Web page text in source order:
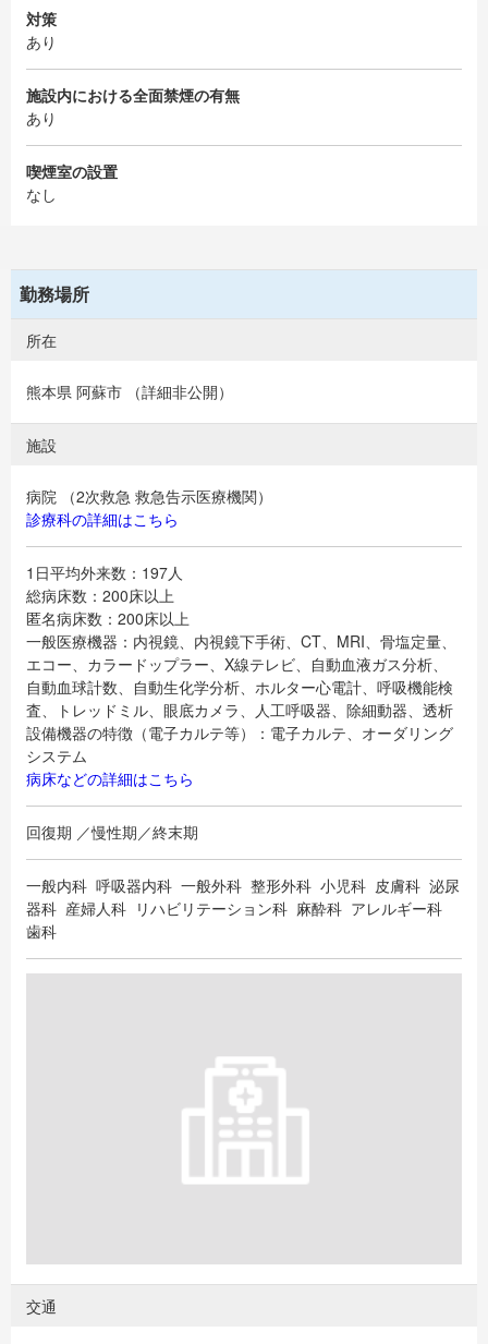
対策
あり
施設内における全面禁煙の有無
あり
喫煙室の設置
なし
勤務場所
所在
熊本県 阿蘇市 （詳細非公開）
施設
病院 （2次救急 救急告示医療機関）
診療科の詳細はこちら
1日平均外来数：197人
総病床数：200床以上
匿名病床数：200床以上
一般医療機器：内視鏡、内視鏡下手術、CT、MRI、骨塩定量、
エコー、カラードップラー、X線テレビ、自動血液ガス分析、
自動血球計数、自動生化学分析、ホルター心電計、呼吸機能検
査、トレッドミル、眼底カメラ、人工呼吸器、除細動器、透析
設備機器の特徴（電子カルテ等）：電子カルテ、オーダリング
システム
病床などの詳細はこちら
回復期 ／慢性期／終末期
一般内科 呼吸器内科 一般外科 整形外科 小児科 皮膚科 泌尿
器科 産婦人科 リハビリテーション科 麻酔科 アレルギー科
歯科
交通